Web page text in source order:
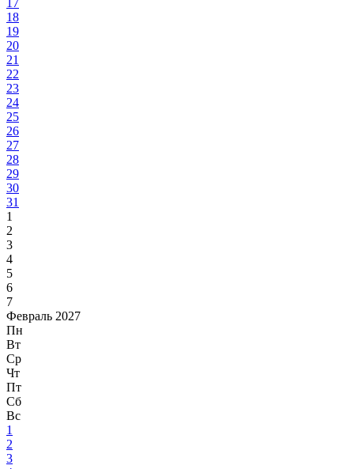
17
18
19
20
21
22
23
24
25
26
27
28
29
30
31
1
2
3
4
5
6
7
Февраль 2027
Пн
Вт
Ср
Чт
Пт
Сб
Вс
1
2
3